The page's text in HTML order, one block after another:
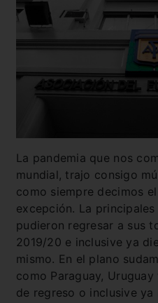
La pandemia que nos
mundial, trajo consigo
como siempre decimos
excepción. La
pudieron regresar a sus
2019/20 e inclusive ya
mismo. En el plano
como Paraguay,
de regreso o inclusive ya